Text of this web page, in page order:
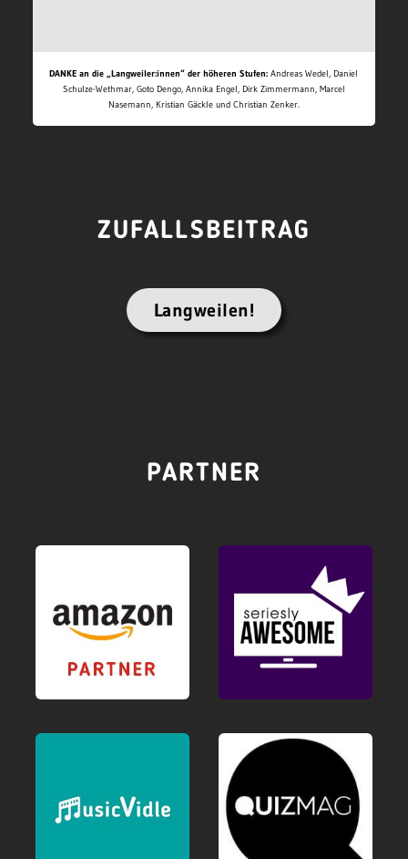
DANKE an die „Langweiler:innen“ der höheren Stufen: Andreas Wedel, Daniel
Schulze-Wethmar, Goto Dengo, Annika Engel, Dirk Zimmermann, Marcel
Nasemann, Kristian Gäckle und Christian Zenker.
ZUFALLSBEITRAG
Langweilen!
PARTNER